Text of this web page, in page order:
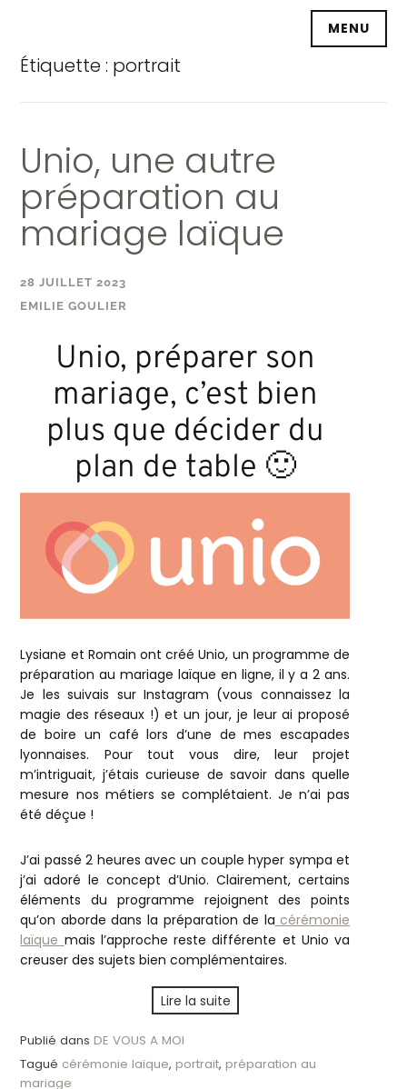
principal
MENU
Étiquette : portrait
Unio, une autre
préparation au
mariage laïque
28 JUILLET 2023
EMILIE GOULIER
Unio, préparer son
mariage, c’est bien
plus que décider du
plan de table 🙂
Lysiane et Romain ont créé Unio, un programme de
préparation au mariage laïque en ligne, il y a 2 ans.
Je les suivais sur Instagram (vous connaissez la
magie des réseaux !) et un jour, je leur ai proposé
de boire un café lors d’une de mes escapades
lyonnaises. Pour tout vous dire, leur projet
m’intriguait, j’étais curieuse de savoir dans quelle
mesure nos métiers se complétaient. Je n’ai pas
été déçue !
J’ai passé 2 heures avec un couple hyper sympa et
j’ai adoré le concept d’Unio. Clairement, certains
éléments du programme rejoignent des points
qu’on aborde dans la préparation de la cérémonie
laïque mais l’approche reste différente et Unio va
creuser des sujets bien complémentaires.
Lire la suite
Publié dansDE VOUS A MOI
Tagué cérémonie laïque,portrait,préparation au
mariage